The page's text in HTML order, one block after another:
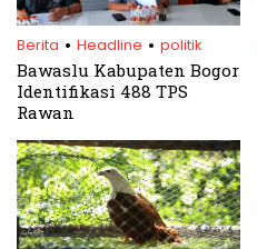
Berita . Headline . politik
Bawaslu Kabupaten Bogor
Identifikasi 488 TPS
Rawan